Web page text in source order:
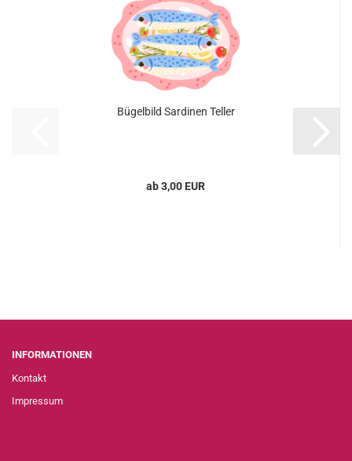
Bügelbild Sardinen Teller
ab 3,00 EUR
INFORMATIONEN
Kontakt
Impressum